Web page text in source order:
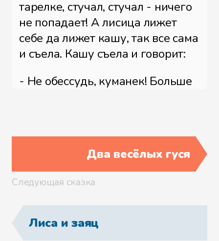
тарелке, стучал, стучал - ничего
не попадает! А лисица лижет
себе да лижет кашу, так все сама
и съела. Кашу съела и говорит:
- Не обессудь, куманек! Больше
- Спасибо, кума, и на этом.
На другой день приходит лиса к
Два весёлых гуся
Следующая сказка
Лиса и заяц